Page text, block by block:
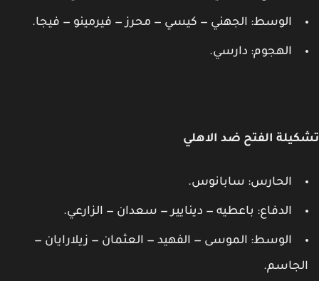
الوسط: الجهني — كيسي — محرز — فيرمينو — فيجا.
الهجوم: دارسي.
الفتح ضد الاهلي
الحارس: سابانوس.
الدفاع: باعطيه — دينايير — سعدان — الزارعي.
الوسط: الموسى — الفهيد — العثمان — زيلارايان —